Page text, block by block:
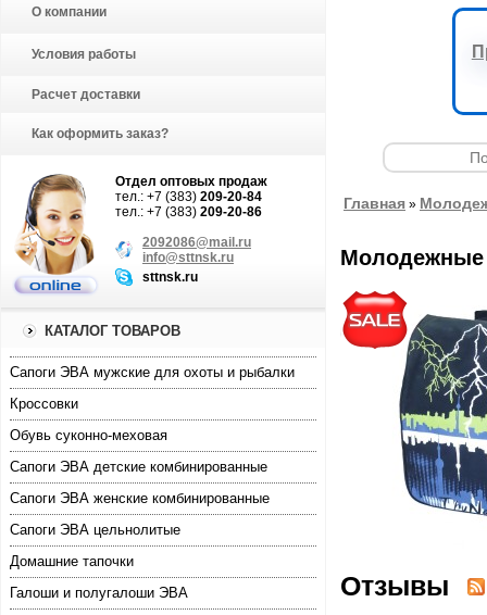
О компании
Условия работы
Расчет доставки
Как оформить заказ?
Отдел оптовых продаж
тел.: +7 (383) 209-20-84
тел.: +7 (383) 209-20-86
2092086@mail.ru
info@sttnsk.ru
sttnsk.ru
КАТАЛОГ ТОВАРОВ
Cапоги ЭВА мужские для охоты и рыбалки
Кроссовки
Обувь суконно-меховая
Сапоги ЭВА детские комбинированные
Сапоги ЭВА женские комбинированные
Сапоги ЭВА цельнолитые
Домашние тапочки
Галоши и полугалоши ЭВА
Главная »
Молодежные
Отзывы